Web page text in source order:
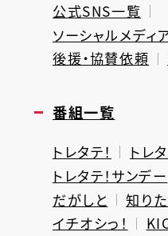
公式SNS一覧
ソーシャルメディ
後援・協賛依頼
番組一覧
トレタテ！
トレ
トレタテ！サンデー
だがしと
知り
イチオシっ！